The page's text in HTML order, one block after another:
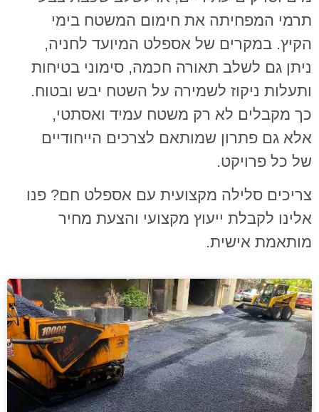
תרמי המפחיתה את חימום המשטח בימי
הקיץ. במקרים של אספלט המיועד לחניה,
ניתן גם לשלב תאורה חכמה, סימוני בטיחות
ותעלות ניקוז לשמירה על השטח יבש ובטוח.
כך מקבלים לא רק משטח עמיד ואסתטי,
אלא גם פתרון שמותאם לצרכים הייחודיים
של כל פרויקט.
צריכים סלילה מקצועית עם אספלט חם? פנו
אלינו לקבלת ייעוץ מקצועי והצעת מחיר
מותאמת אישית.